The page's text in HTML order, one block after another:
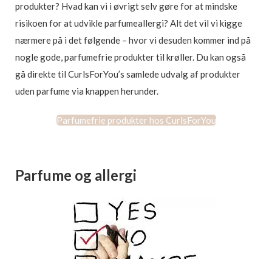
produkter? Hvad kan vi i øvrigt selv gøre for at mindske
risikoen for at udvikle parfumeallergi? Alt det vil vi kigge
nærmere på i det følgende – hvor vi desuden kommer ind på
nogle gode, parfumefrie produkter til krøller. Du kan også
gå direkte til CurlsForYou’s samlede udvalg af produkter
uden parfume via knappen herunder.
Parfumefrie produkter hos CurlsForYou
Parfume og allergi